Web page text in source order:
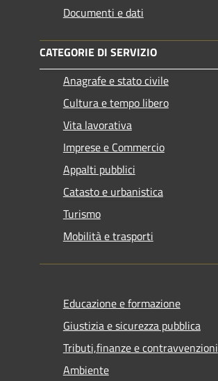
Documenti e dati
CATEGORIE DI SERVIZIO
Anagrafe e stato civile
Cultura e tempo libero
Vita lavorativa
Imprese e Commercio
Appalti pubblici
Catasto e urbanistica
Turismo
Mobilità e trasporti
Educazione e formazione
Giustizia e sicurezza pubblica
Tributi,finanze e contravvenzioni
Ambiente